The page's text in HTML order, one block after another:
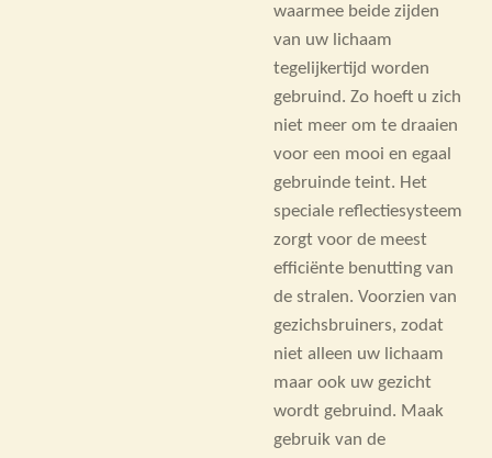
waarmee beide zijden
van uw lichaam
tegelijkertijd worden
gebruind. Zo hoeft u zich
niet meer om te draaien
voor een mooi en egaal
gebruinde teint. Het
speciale reflectiesysteem
zorgt voor de meest
efficiënte benutting van
de stralen. Voorzien van
gezichsbruiners, zodat
niet alleen uw lichaam
maar ook uw gezicht
wordt gebruind. Maak
gebruik van de